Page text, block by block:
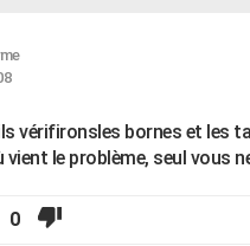
vérifironsles bornes et les
le problème, seul vous
0